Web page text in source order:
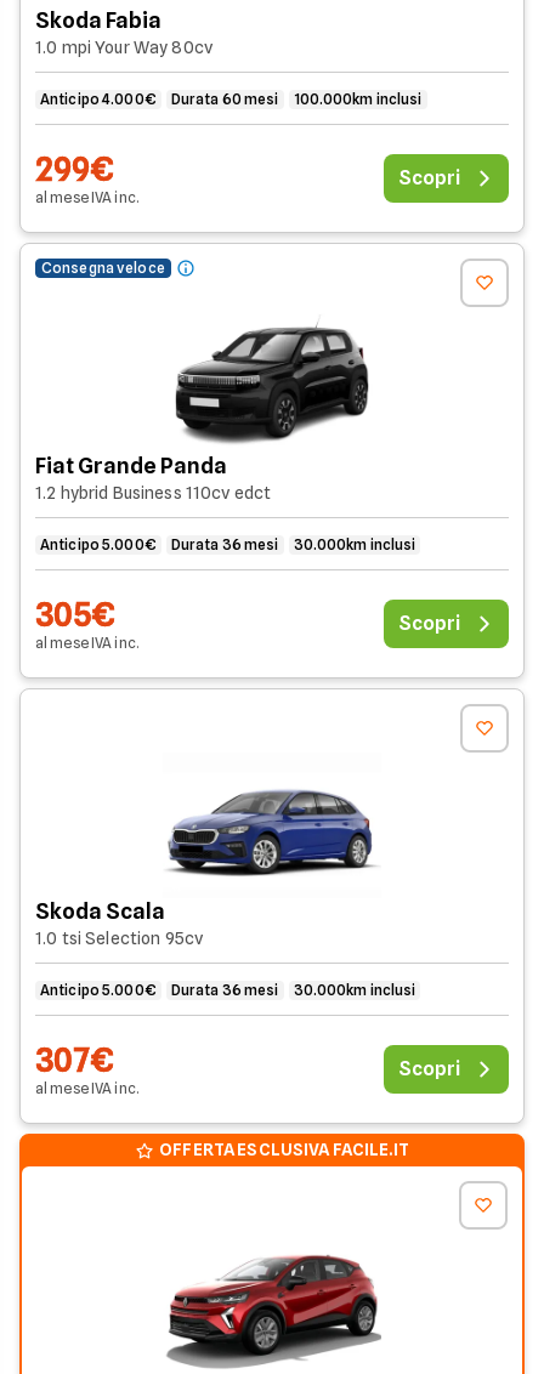
Skoda Fabia
1.0 mpi Your Way 80cv
Anticipo 4.000€ Durata 60 mesi 100.000km inclusi
299€
al meseIVAinc.
Scopri
Consegna veloce
Fiat Grande Panda
1.2 hybrid Business 110cv edct
Anticipo 5.000€ Durata 36 mesi 30.000km inclusi
305€
al meseIVAinc.
Scopri
Skoda Scala
1.0 tsi Selection 95cv
Anticipo 5.000€ Durata 36 mesi 30.000km inclusi
307€
al meseIVAinc.
Scopri
OFFERTA ESCLUSIVA FACILE.IT